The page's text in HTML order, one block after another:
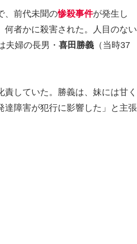
、前代未聞の惨殺事件が発生し
者かに殺害された。人目のない
夫婦の長男・ 喜田勝義 （当時37
していた。勝義は、妹には甘く
達障害が犯行に影響した」と主張